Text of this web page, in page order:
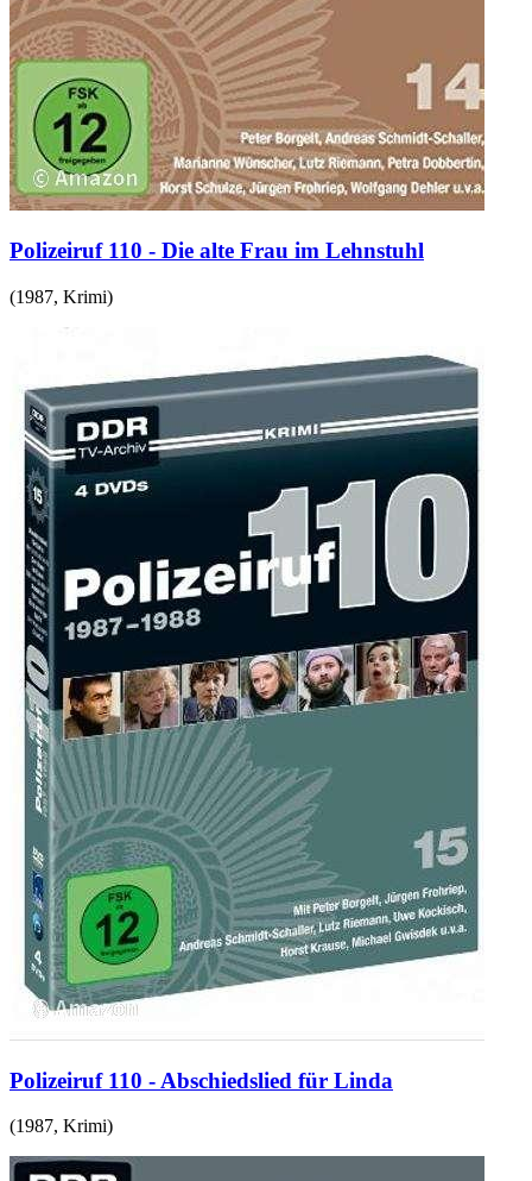
Polizeiruf 110 - Die alte Frau im Lehnstuhl
(1987, Krimi)
Polizeiruf 110 - Abschiedslied für Linda
(1987, Krimi)